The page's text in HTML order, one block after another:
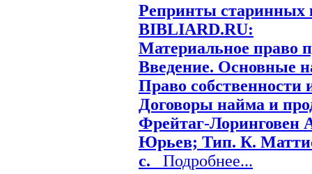
Репринты старинных
BIBLIARD.RU:
Материальное право
Введение. Основные
Право
Договоры найма и
Фрейтаг-Лоринговен
Юрьев; Тип. К.
с. Подробнее...